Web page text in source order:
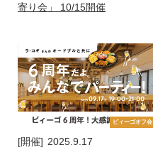
寄り会」 10/15開催
ビィーゴオフ会
[開催] 2025.9.17